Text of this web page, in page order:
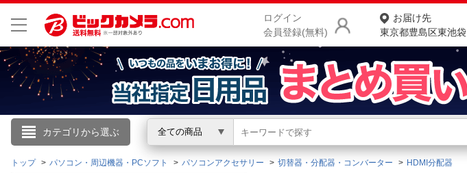
ログイン
会員登録(無料)
お届け先
東京都豊島区東池袋
カテゴリから選ぶ 全ての商品
こんにちは
ログイン
商品をさがす
ランキングからさがす
トップ パソコン・周辺機器・PCソフト パソコンアクセサリー 切替器・分配器・コンバーター HDMI分配器